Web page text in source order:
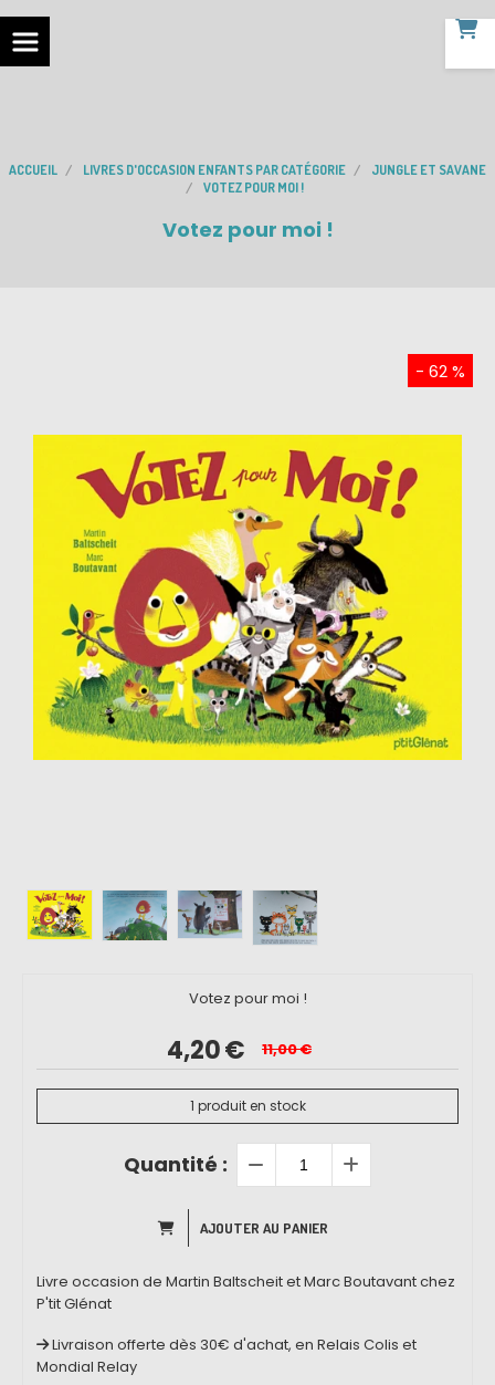
ACCUEIL LIVRES D'OCCASION ENFANTS PAR CATÉGORIE
JUNGLE ET SAVANE
VOTEZ POUR MOI !
Votez pour moi !
- 62 %
Votez pour moi !
4,20€ 11,00€
1 produit en stock
Quantité :
AJOUTER AU PANIER
Livre occasion de Martin Baltscheit et Marc Boutavant chez
P'tit Glénat
Livraison offerte dès 30€ d'achat, en Relais Colis et
Mondial Relay